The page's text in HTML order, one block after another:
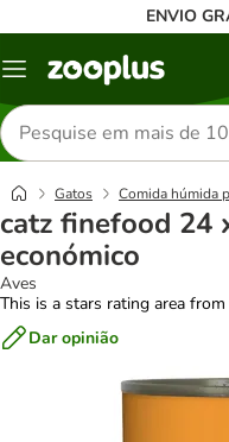
ENVIO
Menu
Pesquisar
produtos
Gatos Comida húmida
catz finefood 24
económico
Aves
This is a stars rating area
Dar opinião